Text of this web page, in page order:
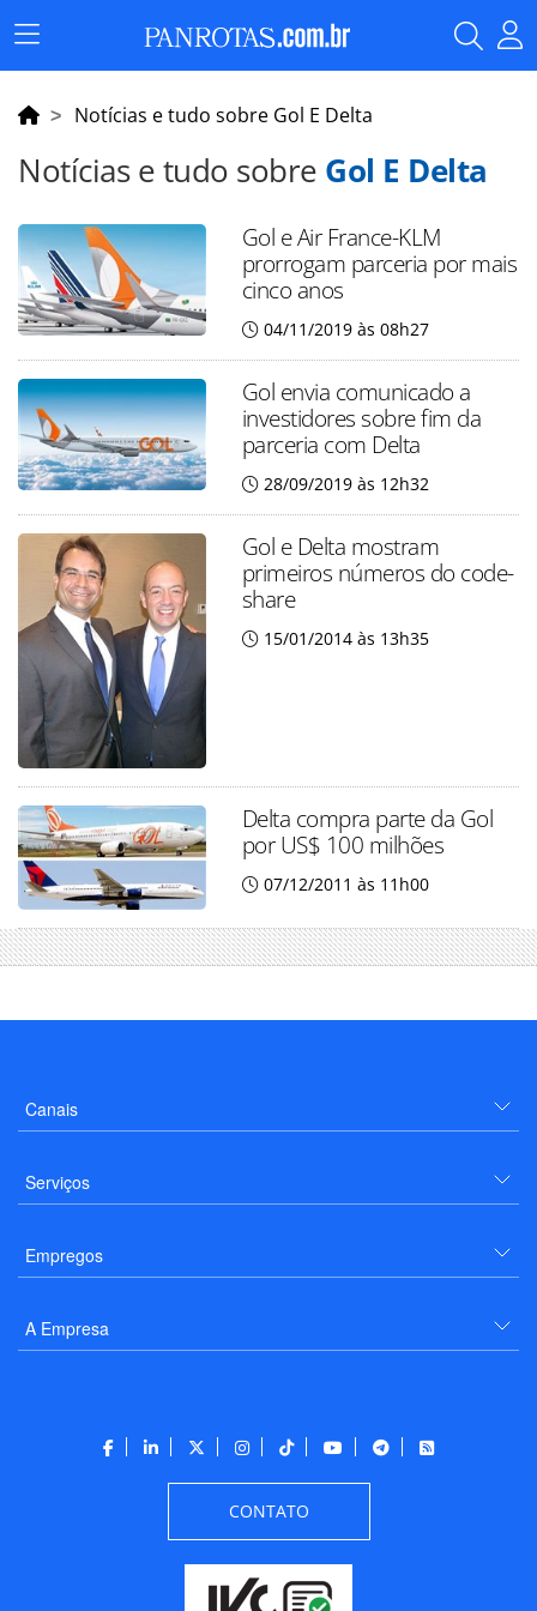
Menu
Principal
Notícias e tudo sobre Gol E Delta
Notícias e tudo sobre Gol E Delta
Gol e Air France-KLM
prorrogam parceria por mais
cinco anos
04/11/2019 às 08h27
Gol envia comunicado a
investidores sobre fim da
parceria com Delta
28/09/2019 às 12h32
Gol e Delta mostram
primeiros números do code-
share
15/01/2014 às 13h35
Delta compra parte da Gol
por US$ 100 milhões
07/12/2011 às 11h00
Canais
Serviços
Empregos
A Empresa
CONTATO